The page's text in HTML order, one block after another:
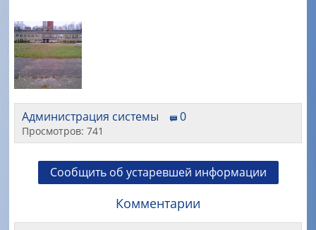
Администрация системы 0
Просмотров: 741
Сообщить об устаревшей информации
Комментарии